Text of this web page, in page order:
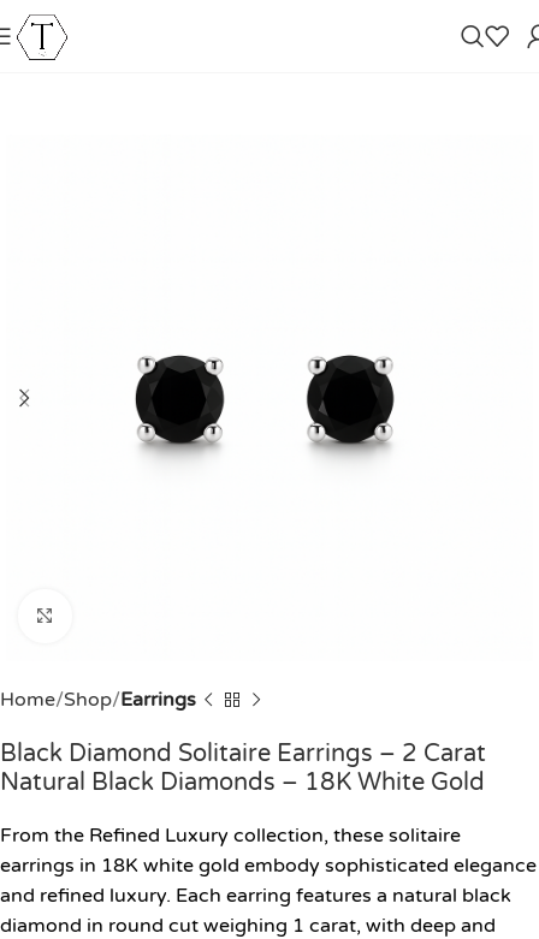
Home Shop Earrings
Black Diamond Solitaire Earrings – 2 Carat
Natural Black Diamonds – 18K White Gold
From the Refined Luxury collection, these solitaire
earrings in 18K white gold embody sophisticated elegance
and refined luxury. Each earring features a natural black
diamond in round cut weighing 1 carat, with deep and